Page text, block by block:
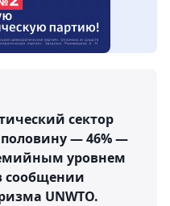
сектор
— 46% —
уровнем
сообщении
UNWTO.